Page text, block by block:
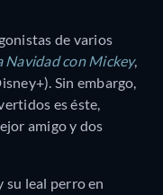
de varios
Navidad con Mickey,
Sin embargo,
es éste,
amigo y dos
su leal perro en